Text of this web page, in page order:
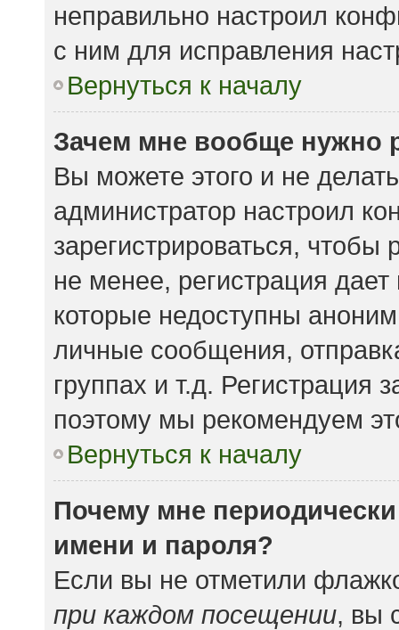
неправильно настроил
с ним для исправления
Вернуться к началу
Зачем мне вообще нужно
Вы можете этого и не
администратор настроил
зарегистрироваться,
не менее, регистрация
которые недоступны
личные сообщения,
группах и т.д. Регистрация
поэтому мы рекомендуем
Вернуться к началу
Почему мне
имени и пароля?
Если вы не отметили
при каждом посещении, вы